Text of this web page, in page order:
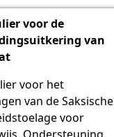
voor de
van
voor het
van de Saksische
voor